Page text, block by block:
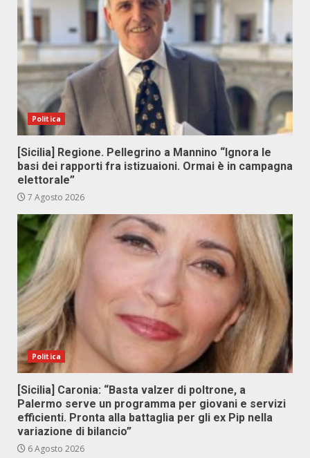
Politica
[Sicilia] Regione. Pellegrino a Mannino “Ignora le
basi dei rapporti fra istizuaioni. Ormai è in campagna
elettorale”
7 Agosto 2026
Politica
[Sicilia] Caronia: “Basta valzer di poltrone, a
Palermo serve un programma per giovani e servizi
efficienti. Pronta alla battaglia per gli ex Pip nella
variazione di bilancio”
6 Agosto 2026